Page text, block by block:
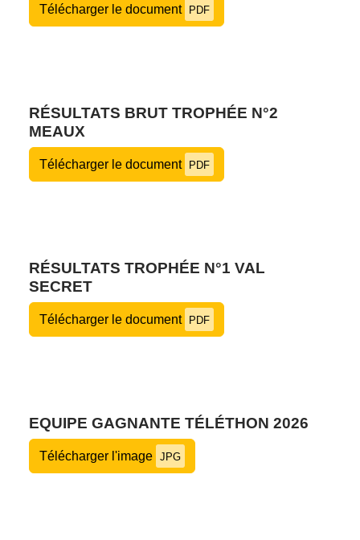
Télécharger le document PDF
RÉSULTATS BRUT TROPHÉE N°2
MEAUX
Télécharger le document PDF
RÉSULTATS TROPHÉE N°1 VAL
SECRET
Télécharger le document PDF
EQUIPE GAGNANTE TÉLÉTHON 2026
Télécharger l'image JPG